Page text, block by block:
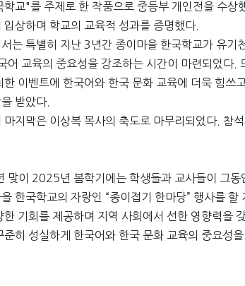
학교"를 주제로 한 작품으로 중등부 개인전을 수
입상하며 학교의 교육적 성과를 증명했다.
는 특별히 지난 3년간 종이마을 한국학교가 유기
어 교육의 중요성을 강조하는 시간이 마련되었다
한 이벤트에 한국어와 한국 문화 교육에 더욱 힘쓰
받았다.
마지막은 이상복 목사의 축도로 마무리되었다. 참
맞이 2025년 봄학기에는 학생들과 교사들이 그동
한국학교의 자랑인 “종이접기 한마당” 행사를
한 기회를 제공하며 지역 사회에서 선한 영향력을
히 성실하게 한국어와 한국 문화 교육의 중요성